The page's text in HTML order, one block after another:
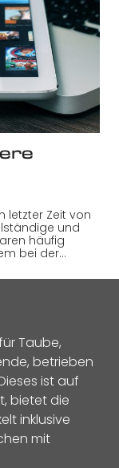
letzter Zeit von
und
häufig
bei der…
Taube,
betrieben
ist auf
bietet die
inklusive
mit